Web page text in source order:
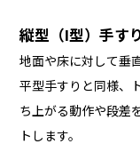
縦型（I型）手す
地面や床に対して垂
平型手すりと同様、
ち上がる動作や段差
トします。